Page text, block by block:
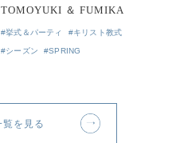
TOMOYUKI ＆ FUMIKA
#挙式＆パーティ #キリスト教式
#シーズン #SPRING
覧を見る